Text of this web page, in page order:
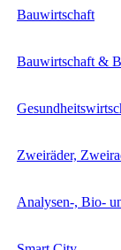
Bauwirtschaft
Bauwirtschaft &
Zweiräder,
Analysen-, Bio-